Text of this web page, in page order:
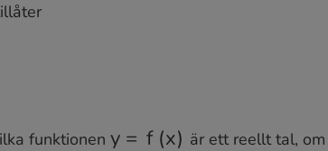
funktionen
är ett reellt tal, om